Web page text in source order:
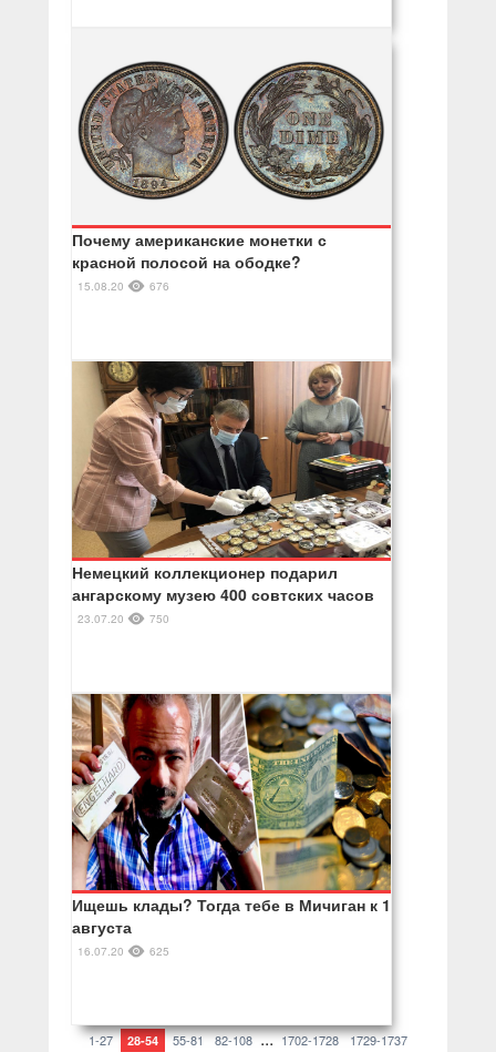
Почему американские монетки с
красной полосой на ободке?
15.08.20 676
Немецкий коллекционер подарил
ангарскому музею 400 совтских часов
23.07.20 750
Ищешь клады? Тогда тебе в Мичиган к 1
августа
16.07.20 625
1-27 28-54 55-81 82-108 ... 1702-1728 1729-1737